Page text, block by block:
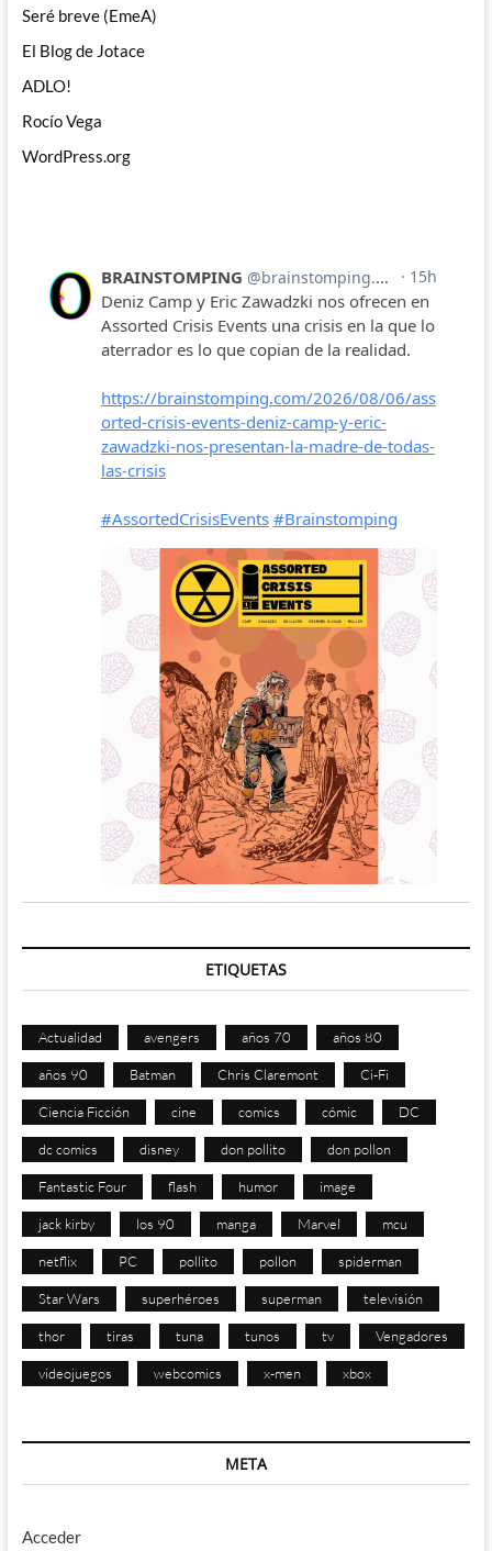
Seré breve (EmeA)
El Blog de Jotace
ADLO!
Rocío Vega
WordPress.org
ETIQUETAS
Actualidad avengers años 70 años 80
años 90 Batman Chris Claremont Ci-Fi
Ciencia Ficción cine comics cómic DC
dc comics disney don pollito don pollon
Fantastic Four flash humor image
jack kirby los 90 manga Marvel mcu
netflix PC pollito pollon spiderman
Star Wars superhéroes superman televisión
thor tiras tuna tunos tv Vengadores
videojuegos webcomics x-men xbox
META
Acceder